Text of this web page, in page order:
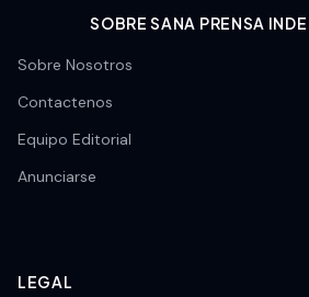
SOBRE SANA PRENSA
Sobre Nosotros
Contactenos
Equipo Editorial
Anunciarse
LEGAL